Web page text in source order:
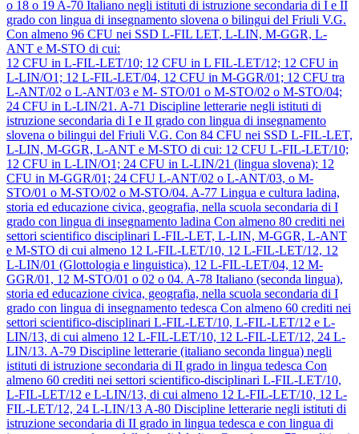
o 18 o 19 A-70 Italiano negli istituti di istruzione secondaria di I e II
grado con lingua di insegnamento slovena o bilingui del Friuli V.G.
Con almeno 96 CFU nei SSD L-FIL LET, L-LIN, M-GGR, L-
ANT e M-STO di cui:
12 CFU in L-FIL-LET/10; 12 CFU in L FIL-LET/12; 12 CFU in
L-LIN/O1; 12 L-FIL-LET/04, 12 CFU in M-GGR/01; 12 CFU tra
L-ANT/02 o L-ANT/03 e M- STO/01 o M-STO/02 o M-STO/04;
24 CFU in L-LIN/21. A-71 Discipline letterarie negli istituti di
istruzione secondaria di I e II grado con lingua di insegnamento
slovena o bilingui del Friuli V.G. Con 84 CFU nei SSD L-FIL-LET,
L-LIN, M-GGR, L-ANT e M-STO di cui: 12 CFU L-FIL-LET/10;
12 CFU in L-LIN/O1; 24 CFU in L-LIN/21 (lingua slovena); 12
CFU in M-GGR/01; 24 CFU L-ANT/02 o L-ANT/03, o M-
STO/01 o M-STO/02 o M-STO/04. A-77 Lingua e cultura ladina,
storia ed educazione civica, geografia, nella scuola secondaria di I
grado con lingua di insegnamento ladina Con almeno 80 crediti nei
settori scientifico disciplinari L-FIL-LET, L-LIN, M-GGR, L-ANT
e M-STO di cui almeno 12 L-FIL-LET/10, 12 L-FIL-LET/12, 12
L-LIN/01 (Glottologia e linguistica), 12 L-FIL-LET/04, 12 M-
GGR/01, 12 M-STO/01 o 02 o 04. A-78 Italiano (seconda lingua),
storia ed educazione civica, geografia, nella scuola secondaria di I
grado con lingua di insegnamento tedesca Con almeno 60 crediti nei
settori scientifico-disciplinari L-FIL-LET/10, L-FIL-LET/12 e L-
LIN/13, di cui almeno 12 L-FIL-LET/10, 12 L-FIL-LET/12, 24 L-
LIN/13. A-79 Discipline letterarie (italiano seconda lingua) negli
istituti di istruzione secondaria di II grado in lingua tedesca Con
almeno 60 crediti nei settori scientifico-disciplinari L-FIL-LET/10,
L-FIL-LET/12 e L-LIN/13, di cui almeno 12 L-FIL-LET/10, 12 L-
FIL-LET/12, 24 L-LIN/13 A-80 Discipline letterarie negli istituti di
istruzione secondaria di II grado in lingua tedesca e con lingua di